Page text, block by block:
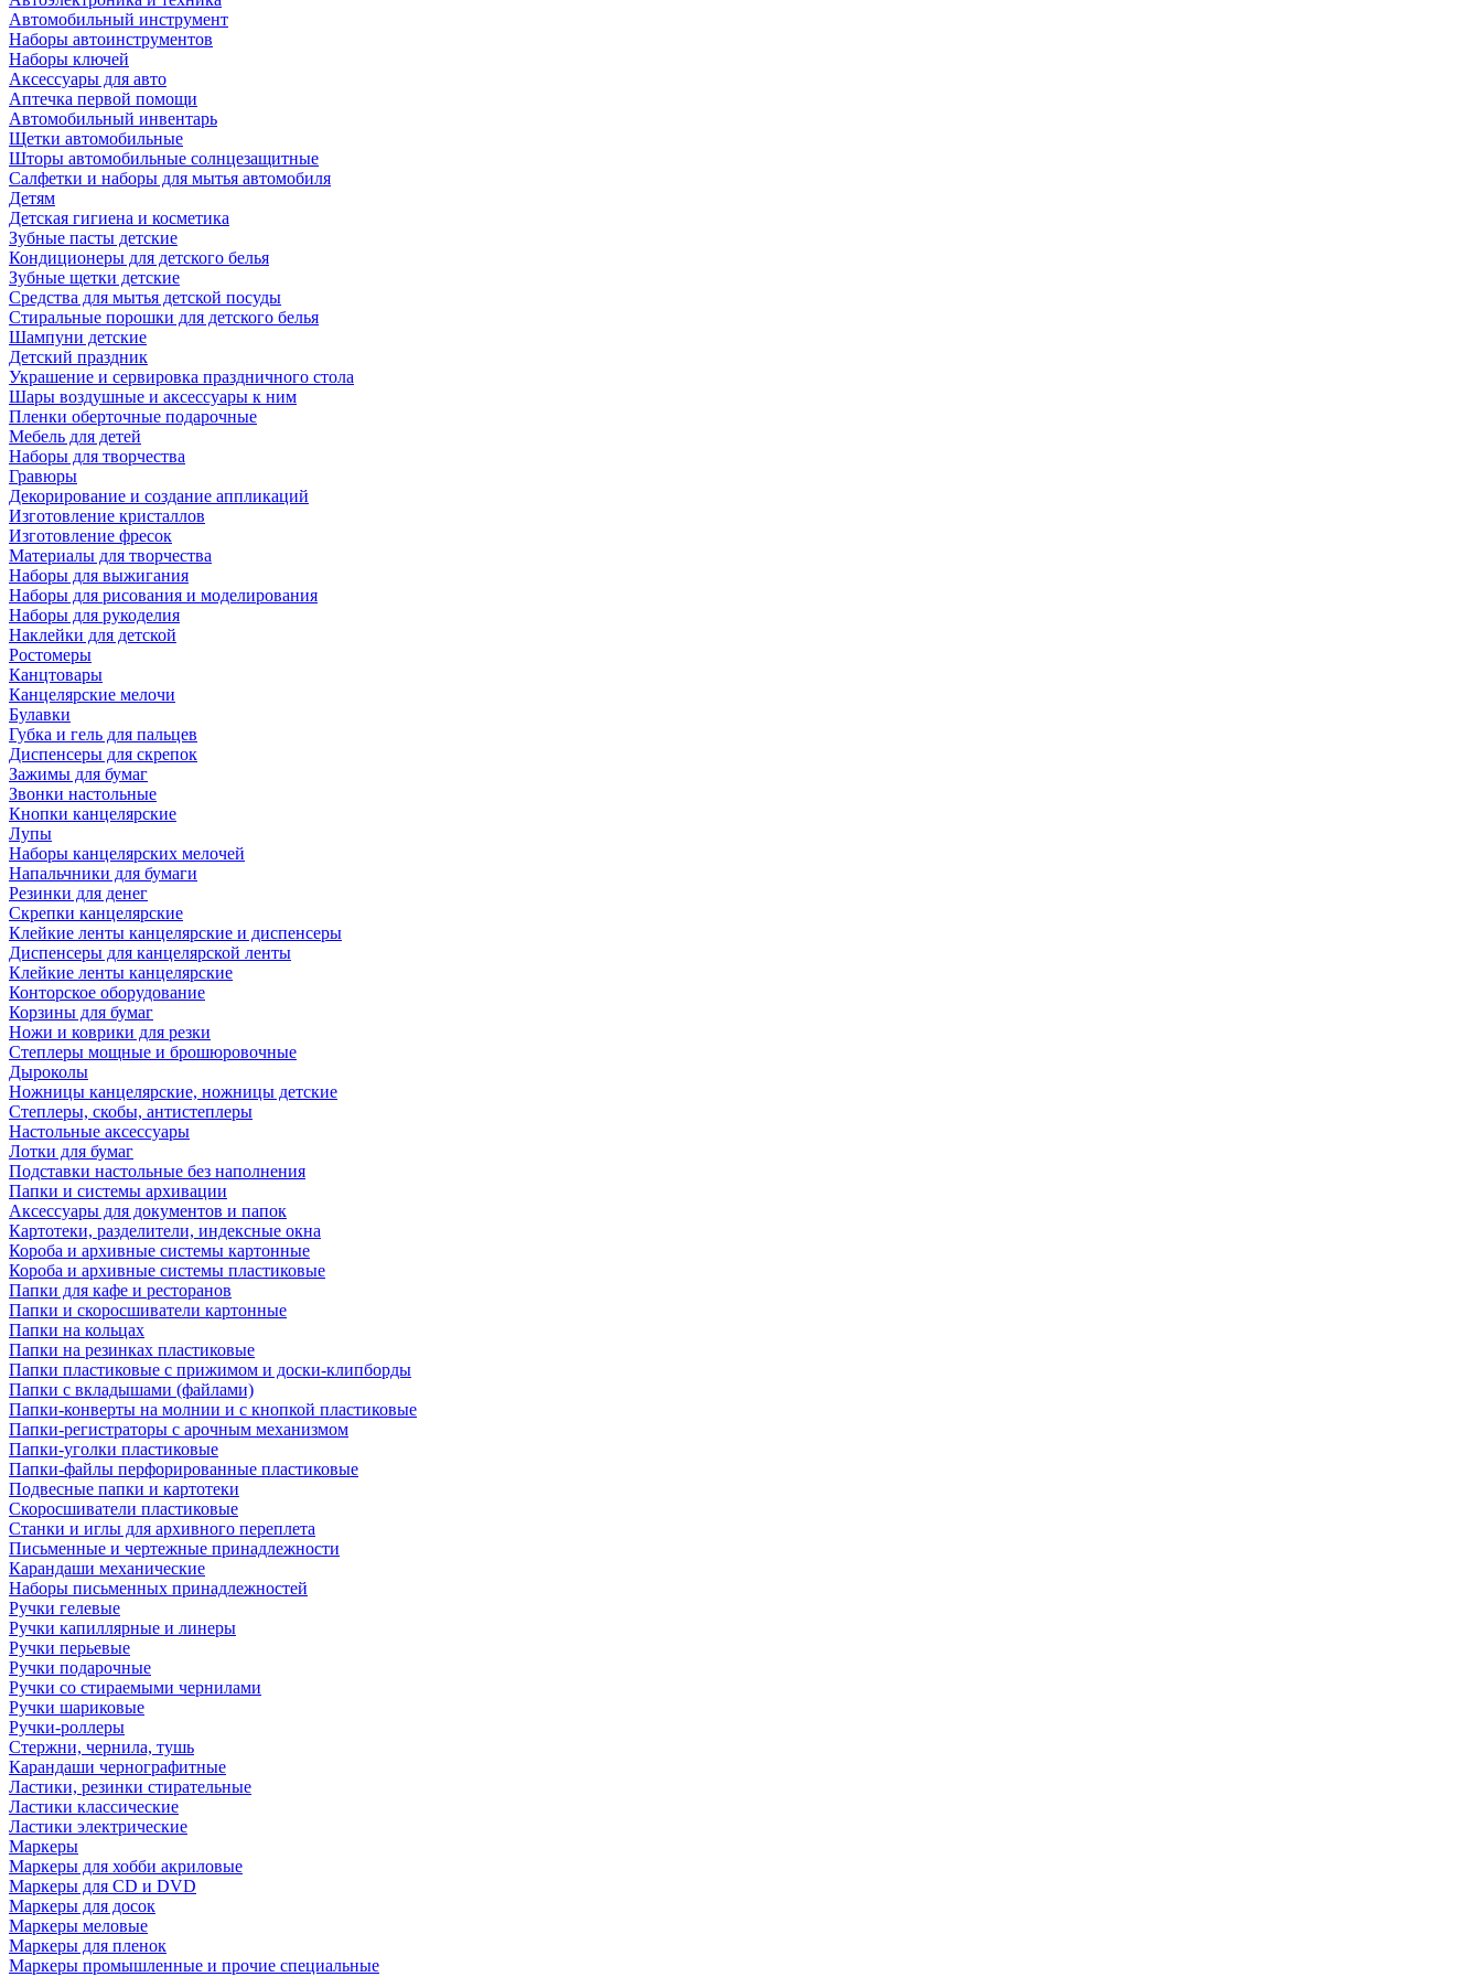
Автомобильный инструмент
Наборы автоинструментов
Наборы ключей
Аксессуары для авто
Аптечка первой помощи
Автомобильный инвентарь
Щетки автомобильные
Шторы автомобильные солнцезащитные
Салфетки и наборы для мытья автомобиля
Детям
Детская гигиена и косметика
Зубные пасты детские
Кондиционеры для детского белья
Зубные щетки детские
Средства для мытья детской посуды
Стиральные порошки для детского белья
Шампуни детские
Детский праздник
Украшение и сервировка праздничного стола
Шары воздушные и аксессуары к ним
Пленки оберточные подарочные
Мебель для детей
Наборы для творчества
Гравюры
Декорирование и создание аппликаций
Изготовление кристаллов
Изготовление фресок
Материалы для творчества
Наборы для выжигания
Наборы для рисования и моделирования
Наборы для рукоделия
Наклейки для детской
Ростомеры
Канцтовары
Канцелярские мелочи
Булавки
Губка и гель для пальцев
Диспенсеры для скрепок
Зажимы для бумаг
Звонки настольные
Кнопки канцелярские
Лупы
Наборы канцелярских мелочей
Напальчники для бумаги
Резинки для денег
Скрепки канцелярские
Клейкие ленты канцелярские и диспенсеры
Диспенсеры для канцелярской ленты
Клейкие ленты канцелярские
Конторское оборудование
Корзины для бумаг
Ножи и коврики для резки
Степлеры мощные и брошюровочные
Дыроколы
Ножницы канцелярские, ножницы детские
Степлеры, скобы, антистеплеры
Настольные аксессуары
Лотки для бумаг
Подставки настольные без наполнения
Папки и системы архивации
Аксессуары для документов и папок
Картотеки, разделители, индексные окна
Короба и архивные системы картонные
Короба и архивные системы пластиковые
Папки для кафе и ресторанов
Папки и скоросшиватели картонные
Папки на кольцах
Папки на резинках пластиковые
Папки пластиковые с прижимом и доски-клипборды
Папки с вкладышами (файлами)
Папки-конверты на молнии и с кнопкой пластиковые
Папки-регистраторы с арочным механизмом
Папки-уголки пластиковые
Папки-файлы перфорированные пластиковые
Подвесные папки и картотеки
Скоросшиватели пластиковые
Станки и иглы для архивного переплета
Письменные и чертежные принадлежности
Карандаши механические
Наборы письменных принадлежностей
Ручки гелевые
Ручки капиллярные и линеры
Ручки перьевые
Ручки подарочные
Ручки со стираемыми чернилами
Ручки шариковые
Ручки-роллеры
Стержни, чернила, тушь
Карандаши чернографитные
Ластики, резинки стирательные
Ластики классические
Ластики электрические
Маркеры
Маркеры для хобби акриловые
Маркеры для CD и DVD
Маркеры для досок
Маркеры меловые
Маркеры для пленок
Маркеры промышленные и прочие специальные